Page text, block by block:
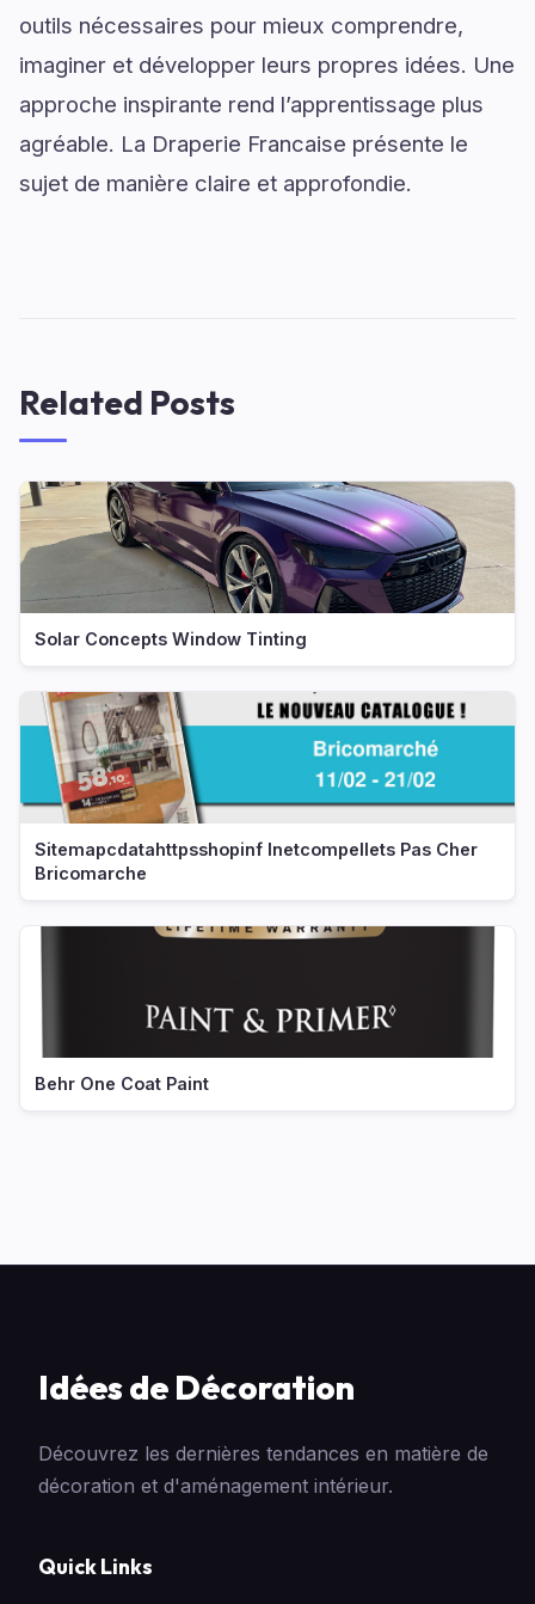
outils nécessaires pour mieux comprendre,
imaginer et développer leurs propres idées. Une
approche inspirante rend l’apprentissage plus
agréable. La Draperie Francaise présente le
sujet de manière claire et approfondie.
Related Posts
Solar Concepts Window Tinting
Sitemapcdatahttpsshopinf Inetcompellets Pas Cher
Bricomarche
Behr One Coat Paint
Idées de Décoration
Découvrez les dernières tendances en matière de
décoration et d'aménagement intérieur.
Quick Links